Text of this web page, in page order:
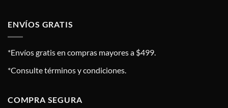
ENVÍOS GRATIS
*Envíos gratis en compras mayores a $499.
*Consulte términos y condiciones.
COMPRA SEGURA